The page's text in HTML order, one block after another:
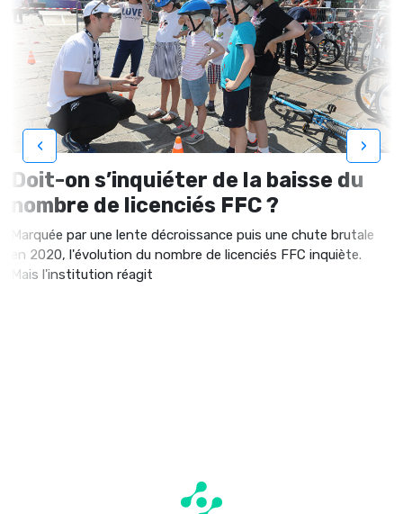
Doit-on s’inquiéter de la baisse du
nombre de licenciés FFC ?
Marquée par une lente décroissance puis une chute brutale
en 2020, l'évolution du nombre de licenciés FFC inquiète.
Mais l'institution réagit
‹ ›